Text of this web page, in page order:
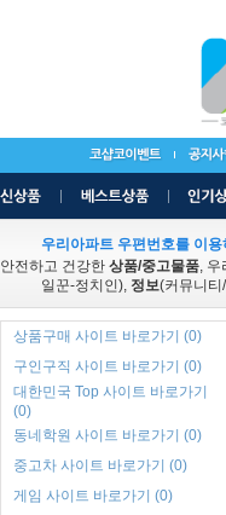
우리아파트 우편번호를 이
안전하고 건강한 상품/중고물품, 우
일꾼-정치인), 정보(커뮤니티
상품구매 사이트 바로가기 (0)
구인구직 사이트 바로가기 (0)
대한민국 Top 사이트 바로가기
(0)
동네학원 사이트 바로가기 (0)
중고차 사이트 바로가기 (0)
게임 사이트 바로가기 (0)